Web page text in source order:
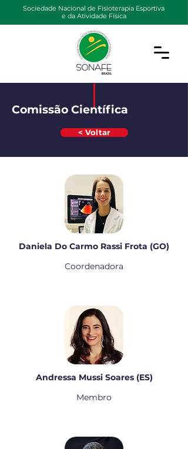
Sociedade Nacional de Fisioterapia Esportiva
e da Atividade Física
Comissão Científica
< Voltar
Daniela Do Carmo Rassi Frota (GO)
Coordenadora
Andressa Mussi Soares (ES)
Membro